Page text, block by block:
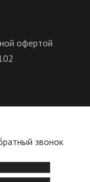
офертой
звонок